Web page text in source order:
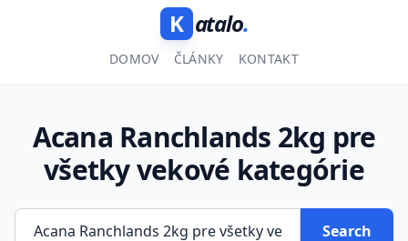
K atalo.
DOMOV ČLÁNKY KONTAKT
Acana Ranchlands 2kg pre
všetky vekové kategórie
Search